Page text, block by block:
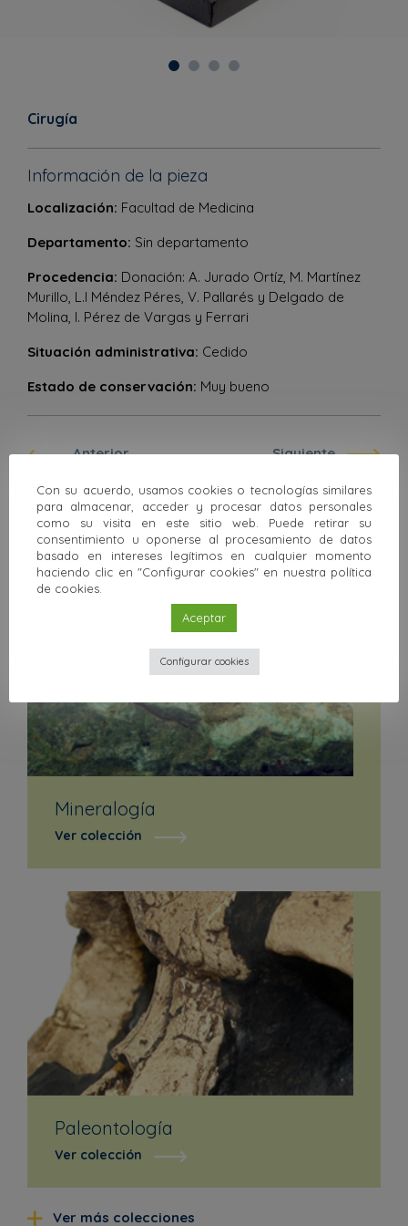
Cirugía
Información de la pieza
Localización: Facultad de Medicina
Departamento: Sin departamento
Procedencia: Donación: A. Jurado Ortíz, M. Martínez
Murillo, L.I Méndez Péres, V. Pallarés y Delgado de
Molina, I. Pérez de Vargas y Ferrari
Situación administrativa: Cedido
Estado de conservación: Muy bueno
Anterior Siguiente
Volver a la colección
Otras colecciones
Mineralogía
Ver colección
Paleontología
Ver colección
Ver más colecciones
Con su acuerdo, usamos cookies o tecnologías similares
para almacenar, acceder y procesar datos personales
como su visita en este sitio web. Puede retirar su
consentimiento u oponerse al procesamiento de datos
basado en intereses legítimos en cualquier momento
haciendo clic en "Configurar cookies" en nuestra política
de cookies.
Aceptar
Configurar cookies